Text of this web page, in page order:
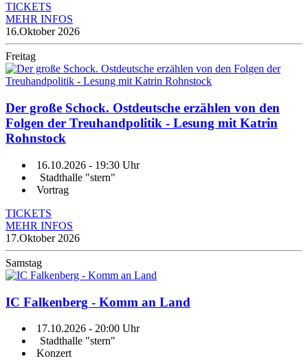
TICKETS
MEHR INFOS
16.Oktober 2026
Freitag
Der große Schock. Ostdeutsche erzählen von den
Folgen der Treuhandpolitik - Lesung mit Katrin
Rohnstock
16.10.2026 - 19:30 Uhr
Stadthalle "stern"
Vortrag
TICKETS
MEHR INFOS
17.Oktober 2026
Samstag
IC Falkenberg - Komm an Land
17.10.2026 - 20:00 Uhr
Stadthalle "stern"
Konzert